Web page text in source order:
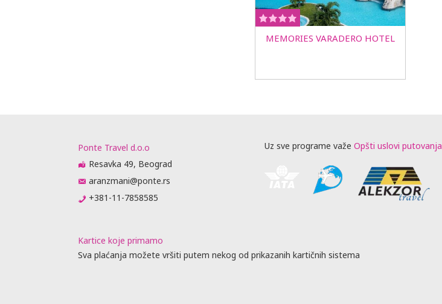
MEMORIES VARADERO HOTEL
Ponte Travel d.o.o
Resavka 49, Beograd
aranzmani@ponte.rs
+381-11-7858585
Uz sve programe važe Opšti uslovi putovanja
Kartice koje primamo
Sva plaćanja možete vršiti putem nekog od prikazanih kartičnih sistema